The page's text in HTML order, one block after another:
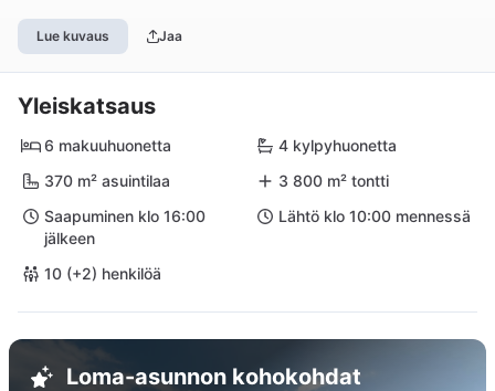
Lue kuvaus Jaa
Yleiskatsaus
6 makuuhuonetta
4 kylpyhuonetta
370 m² asuintilaa
3 800 m² tontti
Saapuminen klo 16:00
jälkeen
Lähtö klo 10:00 mennessä
10 (+2) henkilöä
Loma-asunnon kohokohdat